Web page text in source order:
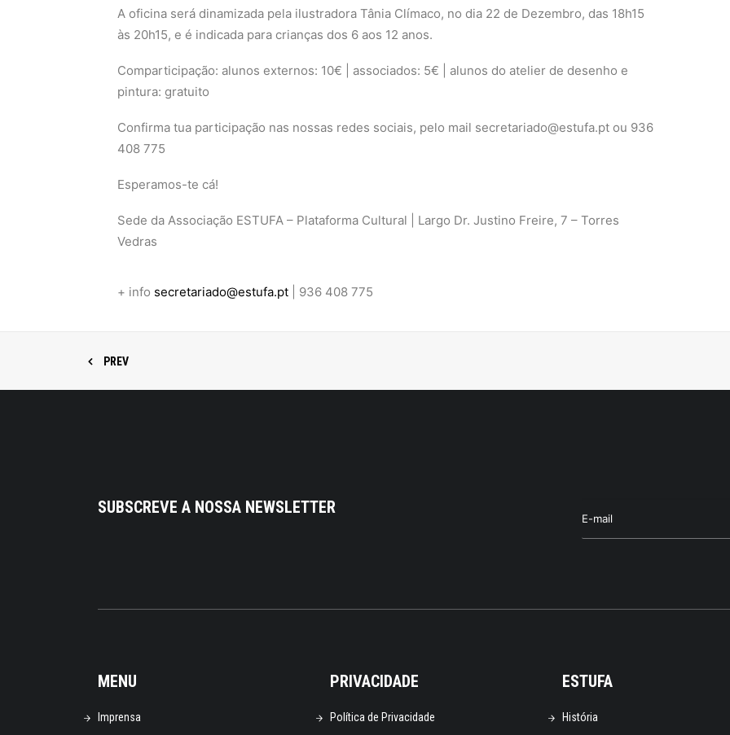
A oficina será dinamizada pela ilustradora Tânia Clímaco, no dia 22 de Dezembro, das 18h15
às 20h15, e é indicada para crianças dos 6 aos 12 anos.
Comparticipação: alunos externos: 10€ | associados: 5€ | alunos do atelier de desenho e
pintura: gratuito
Confirma tua participação nas nossas redes sociais, pelo mail secretariado@estufa.pt ou 936
408 775
Esperamos-te cá!
Sede da Associação ESTUFA – Plataforma Cultural | Largo Dr. Justino Freire, 7 – Torres
Vedras
+ info secretariado@estufa.pt | 936 408 775
PREV
SUBSCREVE A NOSSA NEWSLETTER
MENU
Imprensa
PRIVACIDADE
Política de Privacidade
ESTUFA
História